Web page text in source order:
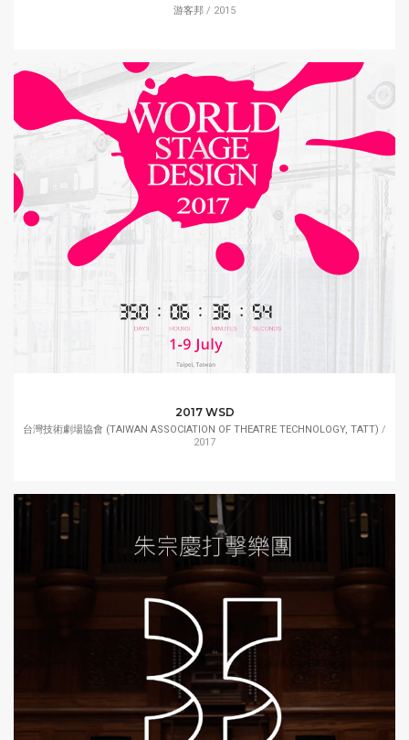
游客邦 / 2015
2017 WSD
台灣技術劇場協會 (TAIWAN ASSOCIATION OF THEATRE TECHNOLOGY, TATT) /
2017